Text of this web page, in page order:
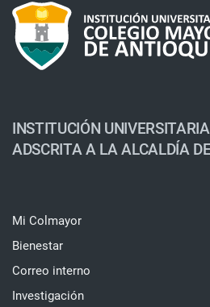
INSTITUCIÓN
ADSCRITA A LA ALCALDÍA
Mi Colmayor
Bienestar
Correo interno
Investigación